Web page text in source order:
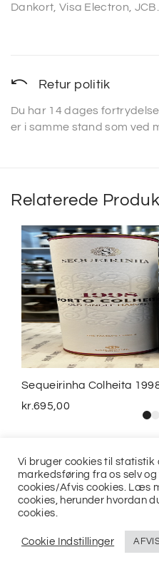
Dankort, Visa Electron, JCB.
Retur politik
Du har 14 dages
er i samme stand som ved
Relaterede
Sequeirinha Colheita
kr.695,00
Vi bruger cookies til statistik
markedsføring fra os selv
cookies/Afvis cookies. Læs
cookies, herunder hvordan
cookies.
Cookie Indstillinger